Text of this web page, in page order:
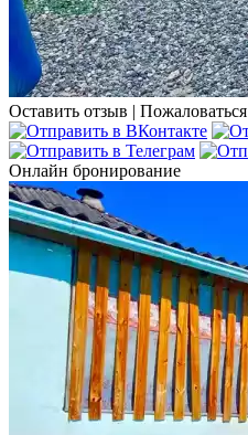
Оставить отзыв | Пожаловаться
Онлайн бронирование